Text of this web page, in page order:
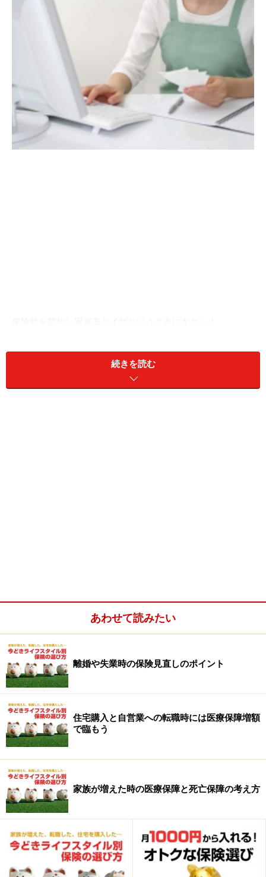
は生活が厳しいときこそ入るべきものです。とはいえ、
家計の状況が苦しいときには、高い保険料は払い続けら
す。次のページから、具体的な事例と、商品例を紹介し
ていきますが、シングル、子どもが生まれたなどの各ラ
イフスタイルにおいて保険を確保してないと、どうして
困るのでしょうか？
■シングルの男女
続きを読む
あわせて読みたい
離婚や失業時の保険見直しのポイント
住宅購入と自営業への転職時には医療保障増額
で臨もう
家族が増えた時の医療保障と死亡保障の考え方